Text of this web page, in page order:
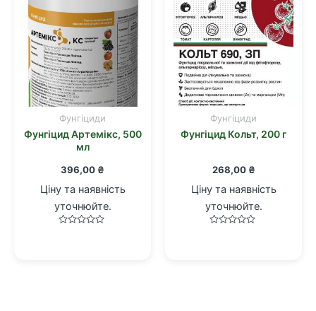
Фунгіциди
Фунгіцид Артемікс, 500
мл
396,00 ₴
Ціну та наявність
уточнюйте.
Фунгіциди
Фунгіцид Кольт, 200 г
268,00 ₴
Ціну та наявність
уточнюйте.